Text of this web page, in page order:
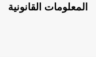
المعلومات القانونية